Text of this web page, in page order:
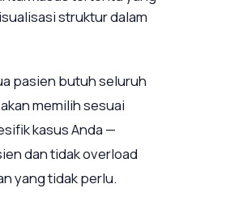
struktur dalam
pasien butuh seluruh
memilih sesuai
kasus Anda —
dan tidak overload
yang tidak perlu.